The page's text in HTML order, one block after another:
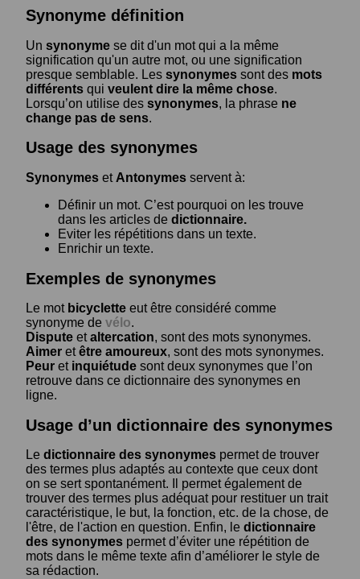
Synonyme définition
Un synonyme se dit d'un mot qui a la même
signification qu'un autre mot, ou une signification
presque semblable. Les synonymes sont des mots
différents qui veulent dire la même chose.
Lorsqu’on utilise des synonymes, la phrase ne
change pas de sens.
Usage des synonymes
Synonymes et Antonymes servent à:
Définir un mot. C’est pourquoi on les trouve
dans les articles de dictionnaire.
Eviter les répétitions dans un texte.
Enrichir un texte.
Exemples de synonymes
Le mot bicyclette eut être considéré comme
synonyme de vélo.
Dispute etaltercation, sont des mots synonymes.
Aimer etêtre amoureux, sont des mots synonymes.
Peur et inquiétude sont deux synonymes que l’on
retrouve dans ce dictionnaire des synonymes en
ligne.
Usage d’un dictionnaire des synonymes
Le dictionnaire des synonymes permet de trouver
des termes plus adaptés au contexte que ceux dont
on se sert spontanément. Il permet également de
trouver des termes plus adéquat pour restituer un trait
caractéristique, le but, la fonction, etc. de la chose, de
l'être, de l'action en question. Enfin, le dictionnaire
des synonymes permet d’éviter une répétition de
mots dans le même texte afin d’améliorer le style de
sa rédaction.